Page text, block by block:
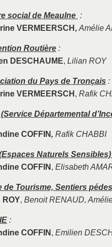
social de Meaulne :
VERMEERSCH, Amélie
Routière :
DESCHAUME, Lilian ROY
du Pays de Tronçais :
VERMEERSCH , Rafik
Départemental
COFFIN, Rafik CHABBI
Naturels Sensibles)
COFFIN , Elisabeth
de Tourisme, Sentiers
ROY, Benoit RENAUD,
:
COFFIN , Emilien